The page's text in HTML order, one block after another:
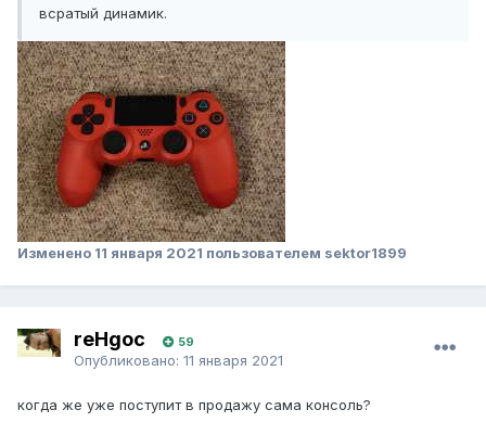
всратый динамик.
Изменено 11 января 2021 пользователем sektor1899
reHgoc 59
Опубликовано: 11 января 2021
когда же уже поступит в продажу сама консоль?